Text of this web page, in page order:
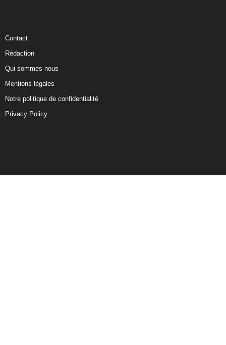
Contact
Rédaction
Qui sommes-nous
Mentions légales
Notre politique de confidentialité
Privacy Policy